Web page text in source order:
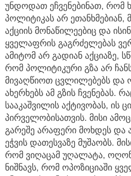
უნდოდათ ეჩვენებინათ, რომ
პოლიტიკას არ ეთანხმებიან,
აქციის მონაწილეებიც და
ყველაფრის გაგრძელებას
ამიტომ არ გადიან აქციაზე,
რომ პოლიტიკური გზა არ
მივაღწიოთ ცვლილებებს და
ახერხებს ამ გზის ჩვენებას.
სააკაშვილის აქტივობას, ის
პირველობისათვის. მისი
გარეშე არაფერი მოხდეს და
ეჭვის დათესვაზე მუშაობს.
რომ ვიღაცამ უღალატა,
ნიშნავს, რომ ოპოზიციაში